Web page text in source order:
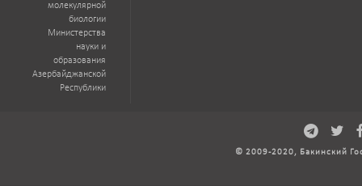
молекулярной
биологии
Министерства
науки и
образования
Азербайджанской
Республики
© 2009-2020, Бакинский